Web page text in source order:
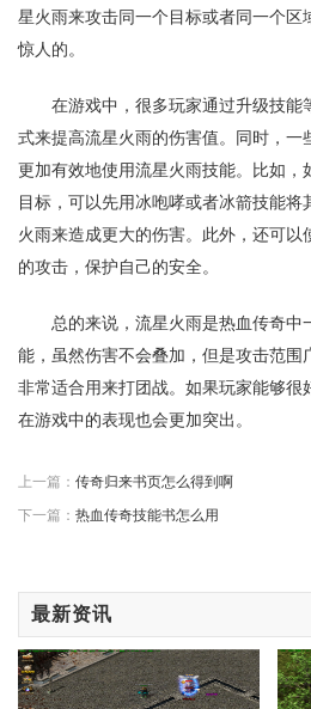
星火雨来攻击同一个目标或者同一个区
惊人的。
在游戏中，很多玩家通过升级技能
式来提高流星火雨的伤害值。同时，一
更加有效地使用流星火雨技能。比如，
目标，可以先用冰咆哮或者冰箭技能将
火雨来造成更大的伤害。此外，还可以
的攻击，保护自己的安全。
总的来说，流星火雨是热血传奇中
能，虽然伤害不会叠加，但是攻击范围
非常适合用来打团战。如果玩家能够很
在游戏中的表现也会更加突出。
上一篇： 传奇归来书页怎么得到啊
下一篇： 热血传奇技能书怎么用
最新资讯